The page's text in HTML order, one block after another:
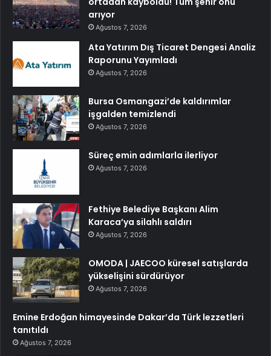
arıyor
Ağustos 7, 2026
Ata Yatırım Dış Ticaret Dengesi Analiz
Raporunu Yayımladı
Ağustos 7, 2026
Bursa Osmangazi’de kaldırımlar
işgalden temizlendi
Ağustos 7, 2026
Süreç emin adımlarla ilerliyor
Ağustos 7, 2026
Fethiye Belediye Başkanı Alim
Karaca’ya silahlı saldırı
Ağustos 7, 2026
OMODA | JAECOO küresel satışlarda
yükselişini sürdürüyor
Ağustos 7, 2026
Emine Erdoğan himayesinde Dakar’da Türk lezzetleri
tanıtıldı
Ağustos 7, 2026